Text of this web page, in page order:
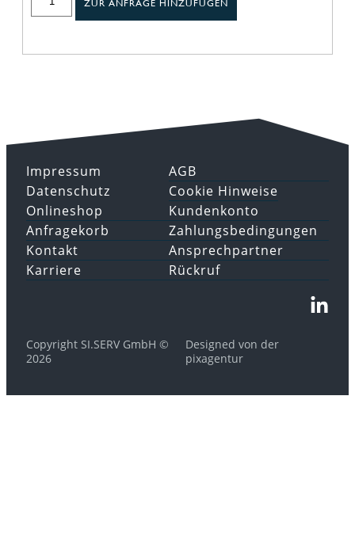
ZUR ANFRAGE HINZUFÜGEN
Impressum
Datenschutz
AGB
Cookie Hinweise
Onlineshop
Anfragekorb
Kundenkonto
Zahlungsbedingungen
Kontakt
Karriere
Ansprechpartner
Rückruf
Copyright SI.SERV GmbH ©
2026
Designed von der
pixagentur